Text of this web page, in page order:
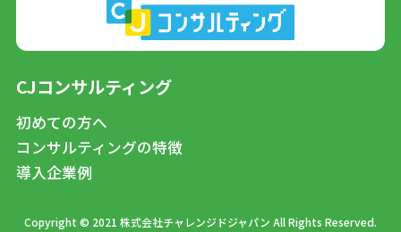
CJコンサルティング
初めての方へ
コンサルティングの特徴
導入企業例
Copyright © 2021 株式会社チャレンジドジャパン All Rights Reserved.